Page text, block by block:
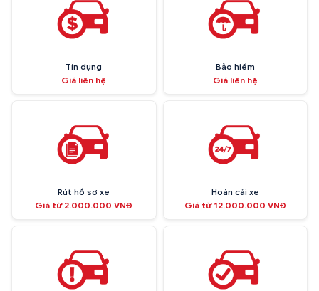
Tín dụng
Giá liên hệ
Bảo hiểm
Giá liên hệ
Rút hồ sơ xe
Giá từ 2.000.000 VNĐ
Hoán cải xe
Giá từ 12.000.000 VNĐ